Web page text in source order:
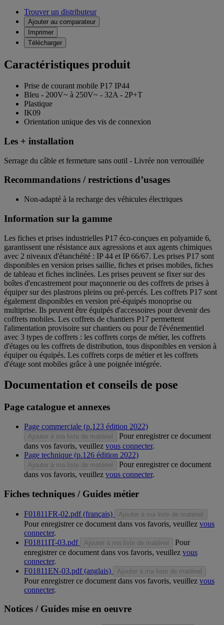
Trouver un distributeur
Ajouter au comparateur
Imprimer
Télécharger
Caractéristiques produit
Prise de courant mobile P17 IP44
Bleu - 200V~ à 250V~ - 32A - 2P+T
Plastique
IK09
Orientation unique des vis de connexion
Les + installation
Serrage du câble et fermeture sans outil - Livrée non verrouillée
Recommandations / restrictions d’usages
Non-adapté à la recharge des véhicules électriques
Information sur la gamme
Les fiches et prises industrielles P17 éco-conçues en polyamide 6,
garantissent une résistance aux agressions et aux agents chimiques
avec 2 niveaux d'étanchéité : IP 44 et IP 66/67. Les prises P17 sont
disponibles en version prises saillie, fiches et prises mobiles, fiches
de tableau et fiches inclinées. Les prises peuvent se fixer sur des
boîtes d'encastrement pour maçonnerie ou des coffrets de prises à
équiper sur des plastrons pleins ou pré-percés. Les coffrets P17 sont
également disponibles en version pré-équipés monoprise ou
multiprise. Ils peuvent être équipés d'accessoires pour devenir des
coffrets mobiles. Les coffrets de chantiers P17 permettent
l'alimentation provisoire sur chantiers ou pour de l'événementiel
avec 3 types de coffrets : les coffrets corps de métier, les coffrets
d'étages ou les coffrets de distribution, tous disponibles en version à
équiper ou équipés. Les coffrets corps de métier et les coffrets
d'étage sont mobiles grâce à une poignée intégrée.
Documentation et conseils de pose
Page catalogue et annexes
Page commerciale (p.123 édition 2022)
Ajouter à ma liste de matériel
Pour enregistrer ce document
dans vos favoris, veuillez vous connecter.
Page technique (p.126 édition 2022)
Ajouter à ma liste de matériel
Pour enregistrer ce document
dans vos favoris, veuillez vous connecter.
Fiches techniques / Guides métier
F01811FR-02.pdf (français) Ajouter à ma liste de matériel
Pour enregistrer ce document dans vos favoris, veuillez vous
connecter.
F01811IT-03.pdf
Ajouter à ma liste de matériel
Pour
enregistrer ce document dans vos favoris, veuillez vous
connecter.
F01811EN-03.pdf (anglais)
Ajouter à ma liste de matériel
Pour enregistrer ce document dans vos favoris, veuillez vous
connecter.
Notices / Guides mise en oeuvre